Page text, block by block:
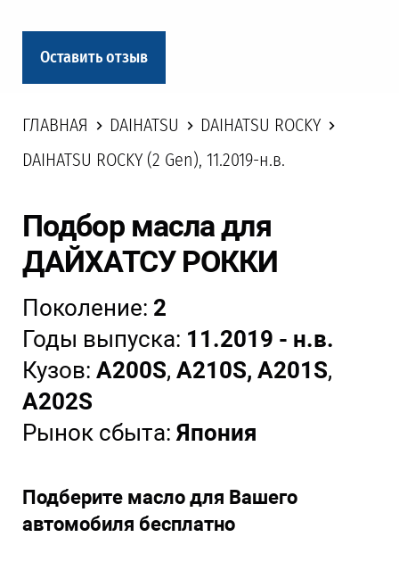
Оставить отзыв
ГЛАВНАЯ DAIHATSU
DAIHATSU ROCKY
DAIHATSU ROCKY (2 Gen), 11.2019-н.в.
Подбор масла для
ДАЙХАТСУ РОККИ
Поколение: 2
Годы выпуска: 11.2019 - н.в.
Кузов: A200S, A210S, A201S,
A202S
Рынок сбыта:Япония
Подберите масло для Вашего
автомобиля бесплатно